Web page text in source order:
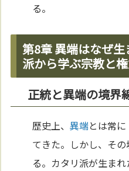
る。
第8章 異端はなぜ
派から学ぶ宗教と
正統と異端の境界
歴史上、異端とは常
てきた。しかし、そ
る。カタリ派が生まれ